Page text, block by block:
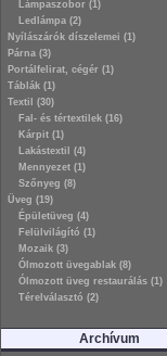
Lámpaszobor (1)
Ledlámpa (2)
Nyílászárók díszelemei (1)
Párna (3)
Portálfelirat, cégér (1)
Táblák (1)
Textil (30)
Fal- és tértextilek (16)
Kárpit (1)
Lakástextil (4)
Mennyezet (1)
Szőnyeg (8)
Üveg (19)
Épületüveg (4)
Felülvilágító (1)
Mozaik (3)
Ólmozott üvegablak (8)
Ólmozott üveg restaurálás (1)
Térelválasztó (2)
Archívum